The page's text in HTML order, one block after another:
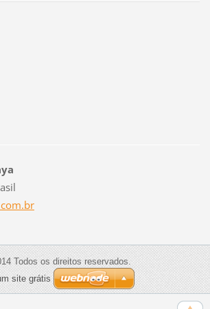
Todos os direitos reservados.
site grátis